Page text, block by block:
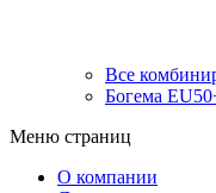
Все
Богема
Меню страниц
О компании